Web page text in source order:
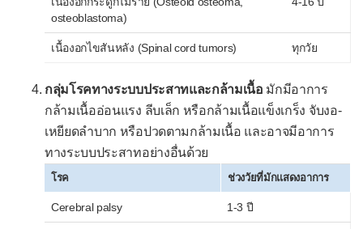
osteoblastoma)
เนื้องอกไขสันหลัง (Spinal cord tumors) ทุกวัย
กลุ่มโรคทางระบบประสาทและกล้ามเนื้อ มักมีอาการ
กล้ามเนื้ออ่อนแรง ลีบเล็ก หรือกล้ามเนื้อแข็งเกร็ง จับงอ-
เหยียดลำบาก หรือปวดตามกล้ามเนื้อ และอาจมีอาการ
ทางระบบประสาทอย่างอื่นด้วย
โรค ช่วงวัยที่มักแสดงอาการ
Cerebral palsy 1-3 ปี